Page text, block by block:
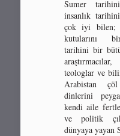
Sumer
insanlık
çok iyi bilen;
kutularını
tarihini bir
teologlar ve
Arabistan
dinlerini
kendi aile
ve politik
dünyaya yayan